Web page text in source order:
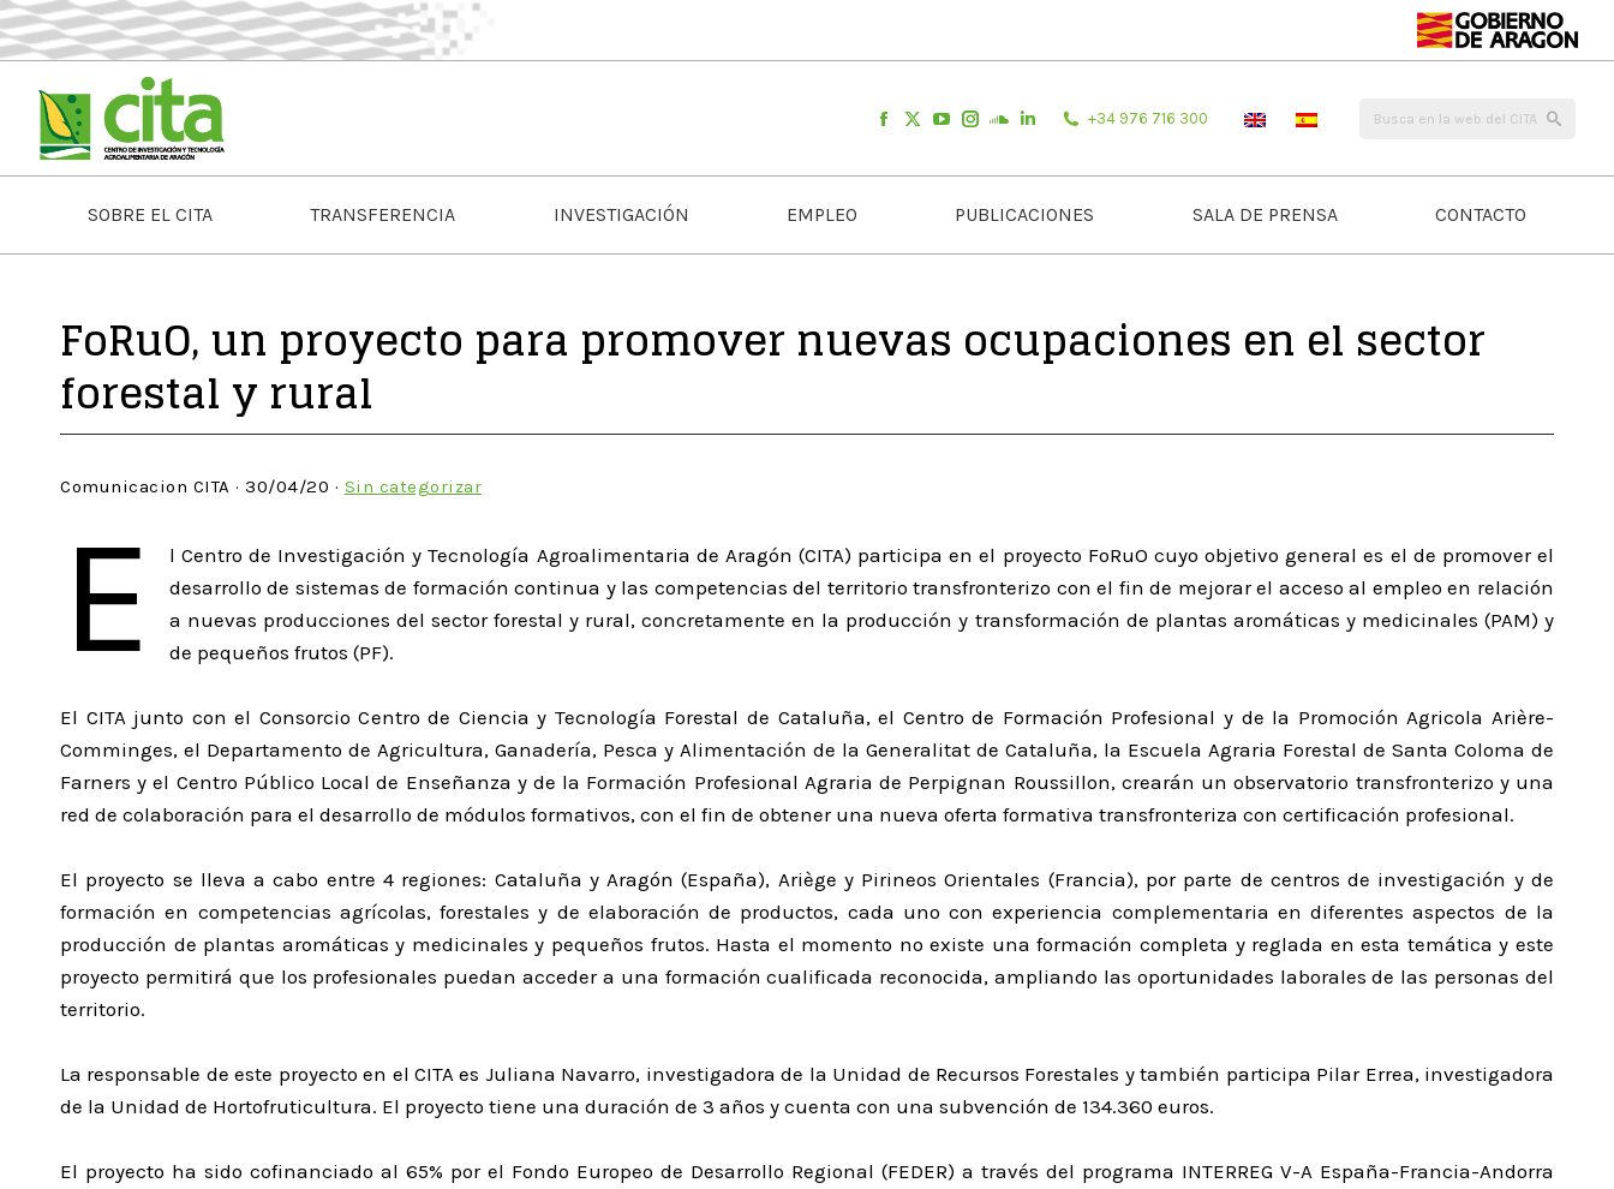
+34 976 716 300
SOBRE EL CITA TRANSFERENCIA INVESTIGACIÓN EMPLEO PUBLICACIONES SALA DE PRENSA CONTACTO
FoRuO, un proyecto para promover nuevas ocupaciones en el sector
forestal y rural
Comunicacion CITA · 30/04/20 · Sin categorizar
E
l Centro de Investigación y Tecnología Agroalimentaria de Aragón (CITA) participa en el proyecto FoRuO cuyo objetivo general es el de promover el
desarrollo de sistemas de formación continua y las competencias del territorio transfronterizo con el fin de mejorar el acceso al empleo en relación
a nuevas producciones del sector forestal y rural, concretamente en la producción y transformación de plantas aromáticas y medicinales (PAM) y
de pequeños frutos (PF).
El CITA junto con el Consorcio Centro de Ciencia y Tecnología Forestal de Cataluña, el Centro de Formación Profesional y de la Promoción Agricola Arière-
Comminges, el Departamento de Agricultura, Ganadería, Pesca y Alimentación de la Generalitat de Cataluña, la Escuela Agraria Forestal de Santa Coloma de
Farners y el Centro Público Local de Enseñanza y de la Formación Profesional Agraria de Perpignan Roussillon, crearán un observatorio transfronterizo y una
red de colaboración para el desarrollo de módulos formativos, con el fin de obtener una nueva oferta formativa transfronteriza con certificación profesional.
El proyecto se lleva a cabo entre 4 regiones: Cataluña y Aragón (España), Ariège y Pirineos Orientales (Francia), por parte de centros de investigación y de
formación en competencias agrícolas, forestales y de elaboración de productos, cada uno con experiencia complementaria en diferentes aspectos de la
producción de plantas aromáticas y medicinales y pequeños frutos. Hasta el momento no existe una formación completa y reglada en esta temática y este
proyecto permitirá que los profesionales puedan acceder a una formación cualificada reconocida, ampliando las oportunidades laborales de las personas del
territorio.
La responsable de este proyecto en el CITA es Juliana Navarro, investigadora de la Unidad de Recursos Forestales y también participa Pilar Errea, investigadora
de la Unidad de Hortofruticultura. El proyecto tiene una duración de 3 años y cuenta con una subvención de 134.360 euros.
El proyecto ha sido cofinanciado al 65% por el Fondo Europeo de Desarrollo Regional (FEDER) a través del programa INTERREG V-A España-Francia-Andorra